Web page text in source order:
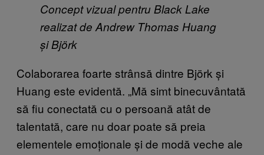
Concept vizual pentru Black Lake
realizat de Andrew Thomas Huang
și Björk
Colaborarea foarte strânsă dintre Björk și
Huang este evidentă. „Mă simt binecuvântată
să fiu conectată cu o persoană atât de
talentată, care nu doar poate să preia
elementele emoționale și de modă veche ale